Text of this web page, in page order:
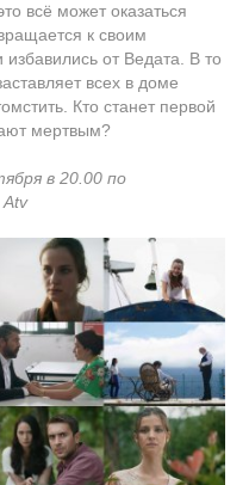
всё может оказаться
к своим
от Ведата. В то
всех в доме
Кто станет первой
мертвым?
в 20.00 по